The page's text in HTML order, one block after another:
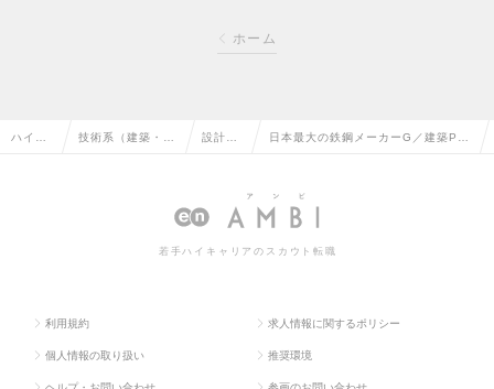
ホーム
ハイク 技術系（建築・設 設計
築）の
日本最大の鉄鋼メーカーG／建築PJ
～1300万円の求人情報
若手ハイキャリアのスカウト転職
利用規約 求人情報に関するポリシー
個人情報の取り扱い 推奨環境